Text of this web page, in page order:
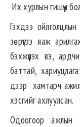
Иххурлынгишүүн
Гэхдээ
зөрүүгээ яаж
бэхжүүлэх вэ,
баттай,
дээр хамтарч
хэсгийг ахлуулсан.
Одоогооражлын